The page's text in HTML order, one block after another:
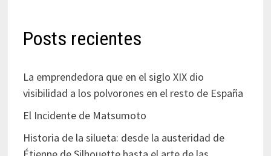
Posts recientes
La emprendedora que en el siglo XIX dio
visibilidad a los polvorones en el resto de España
El Incidente de Matsumoto
Historia de la silueta: desde la austeridad de